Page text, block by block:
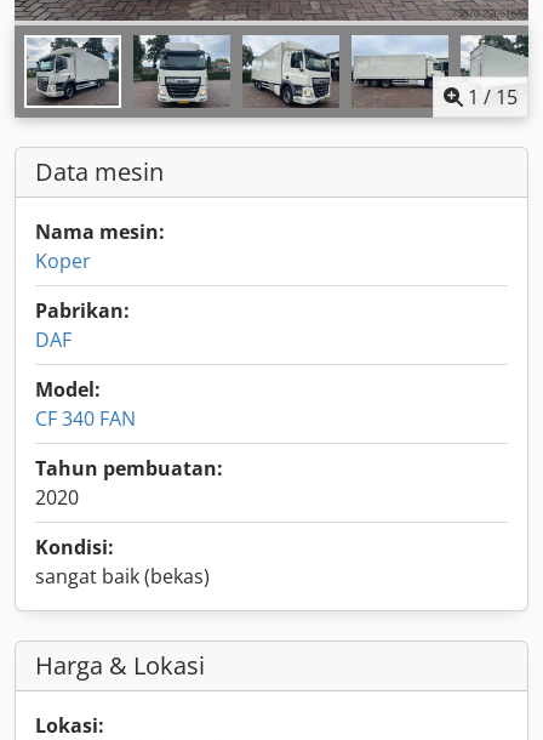
1 / 15
Data mesin
Nama mesin:
Koper
Pabrikan:
DAF
Model:
CF 340 FAN
Tahun pembuatan:
2020
Kondisi:
sangat baik (bekas)
Harga & Lokasi
Lokasi: